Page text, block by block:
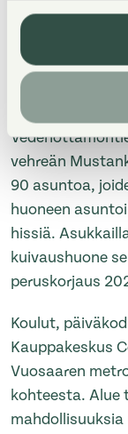
Property
vehreän
90 asuntoa,
huoneen
hissiä.
kuivaushuone
peruskorjaus
Koulut,
Kauppakeskus
Vuosaaren
kohteesta. Alue